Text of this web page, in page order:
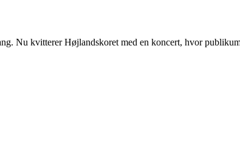
Nu kvitterer Højlandskoret med en koncert, hvor